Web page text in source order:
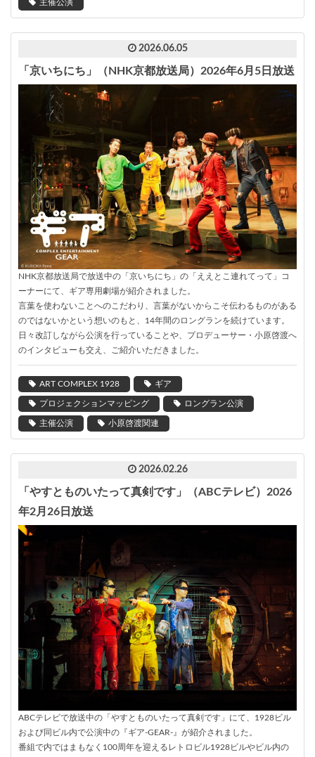
主催公演
2026.06.05
「京いちにち」（NHK京都放送局）2026年6月5日放送
NHK京都放送局で放送中の「京いちにち」の「ええとこ連れてって」コ
ーナーにて、ギア専用劇場が紹介されました。
言葉を使わないことへのこだわり、言葉がないからこそ伝わるものがある
のではないかという想いのもと、14年間のロングランを続けています。
日々改訂しながら公演を行っていることや、プロデューサー・小原啓渡へ
のインタビューも交え、ご紹介いただきました。
ART COMPLEX 1928 ギア
プロジェクションマッピング ロングラン公演
主催公演 小原啓渡関連
2026.02.26
「やすとものいたって真剣です」（ABCテレビ）2026
年2月26日放送
ABCテレビで放送中の「やすとものいたって真剣です」にて、1928ビル
および同ビル内で公演中の『ギア-GEAR-』が紹介されました。
番組で内ではまもなく100周年を迎えるレトロビル1928ビルやビル内の